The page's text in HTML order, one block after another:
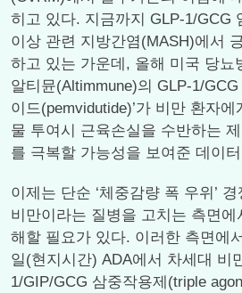
히고 있다. 지금까지 GLP-1/GCG
이상 관련 지방간염(MASH)에서
하고 있는 가운데, 올해 미국 당뇨
알티뮨(Altimmune)의 GLP-1/
이드(pemvidutide)’가 비만 환자
물 투여시 근육손실을 수반하는
를 극복할 가능성을 보여준 데이
이제는 단순 ‘체중감량 폭 우위’
비만이라는 질병을 고치는 측면에
해할 필요가 있다. 이러한 측면에
일(현지시간) ADA에서 차세대 비
1/GIP/GCG 삼중작용제(triple